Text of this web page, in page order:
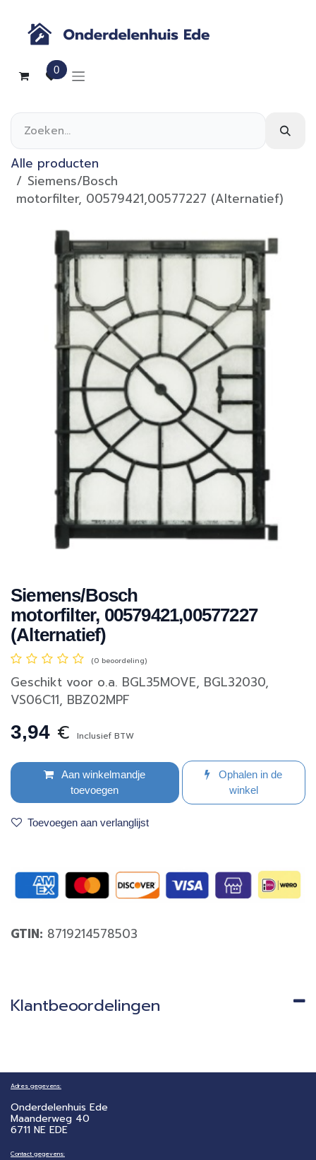
0
Alle producten
Siemens/Bosch
motorfilter, 00579421,00577227 (Alternatief)
Siemens/Bosch
motorfilter, 00579421,00577227
(Alternatief)
(0 beoordeling)
Geschikt voor o.a. BGL35MOVE, BGL32030,
VS06C11, BBZ02MPF
3,94 € Inclusief BTW
Aan winkelmandje
toevoegen
Ophalen in de
winkel
Toevoegen aan verlanglijst
GTIN: 8719214578503
Klantbeoordelingen
Adres gegevens:
Onderdelenhuis Ede
Maanderweg 40
6711 NE EDE
Contact gegevens: